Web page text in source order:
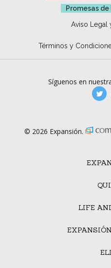
Promesas
Aviso Legal
Términos y
LIFE
Síguenos en
© 2026 Expansión.